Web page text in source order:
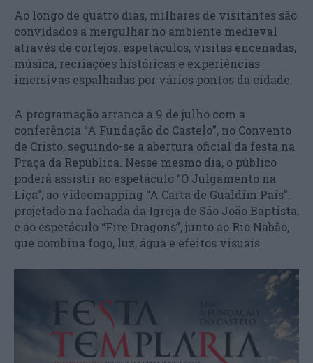
Ao longo de quatro dias, milhares de visitantes são
convidados a mergulhar no ambiente medieval
através de cortejos, espetáculos, visitas encenadas,
música, recriações históricas e experiências
imersivas espalhadas por vários pontos da cidade.
A programação arranca a 9 de julho com a
conferência “A Fundação do Castelo”, no Convento
de Cristo, seguindo-se a abertura oficial da festa na
Praça da República. Nesse mesmo dia, o público
poderá assistir ao espetáculo “O Julgamento na
Liça”, ao videomapping “A Carta de Gualdim Pais”,
projetado na fachada da Igreja de São João Baptista,
e ao espetáculo “Fire Dragons”, junto ao Rio Nabão,
que combina fogo, luz, água e efeitos visuais.